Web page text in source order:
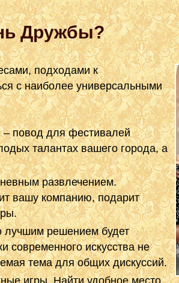
Дружбы?
подходами к
с наиболее универсальными
повод для фестивалей
талантах вашего города, а
развлечением.
вашу компанию, подарит
лучшим решением будет
современного искусства не
тема для общих дискуссий.
игры. Найти удобное место